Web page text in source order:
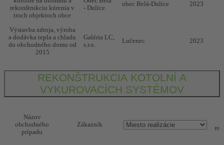
rekonštrukciu kúrenia v
troch objektoch obce
- Dulice
obec Belá-Dulice 2023
Výstavba zdroja, výroba
a dodávka tepla a chladu
do obchodného domu od
2015
Galéria LC,
s.r.o.
Lučenec 2023
REKONŠTRUKCIA KOTOLNÍ A
VYKUROVACÍCH SYSTÉMOV
Názov
obchodného
prípadu
Zákazník